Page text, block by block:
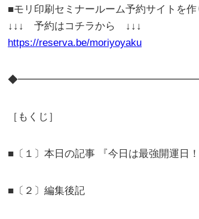
■モリ印刷セミナールーム予約サイトを
↓↓↓ 予約はコチラから ↓↓↓
https://reserva.be/moriyoyaku
［もくじ］
■〔１〕本日の記事 『今日は最強開運日
■〔２〕編集後記